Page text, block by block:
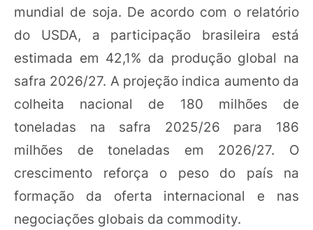
mundial de soja. De acordo com o relatório
do USDA, a participação brasileira está
estimada em 42,1% da produção global na
safra 2026/27. A projeção indica aumento da
colheita nacional de 180 milhões de
toneladas na safra 2025/26 para 186
milhões de toneladas em 2026/27. O
crescimento reforça o peso do país na
formação da oferta internacional e nas
negociações globais da commodity.